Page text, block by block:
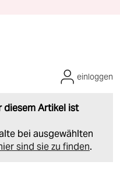
diesem Artikel ist
bei ausgewählten
sind sie zu finden.
einloggen